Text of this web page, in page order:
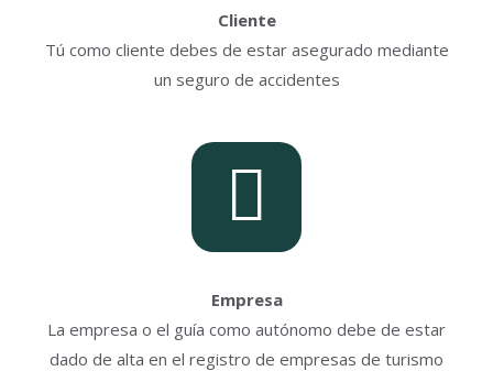
Cliente
Tú como cliente debes de estar asegurado mediante
un seguro de accidentes
Empresa
La empresa o el guía como autónomo debe de estar
dado de alta en el registro de empresas de turismo